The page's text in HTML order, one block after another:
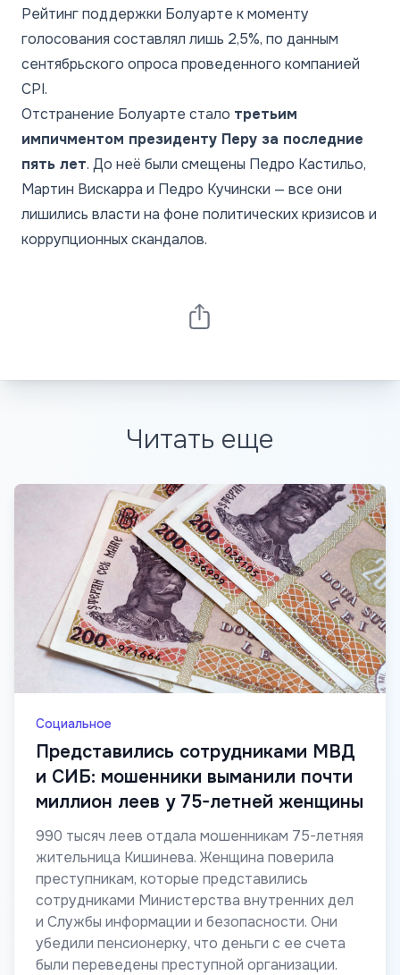
Рейтинг поддержки Болуарте к моменту
голосования составлял лишь 2,5%, по данным
сентябрьского опроса проведенного компанией
CPI.
Отстранение Болуарте стало третьим
импичментом президенту Перу за последние
пять лет. До неё были смещены Педро Кастильо,
Мартин Вискарра и Педро Кучински — все они
лишились власти на фоне политических кризисов и
коррупционных скандалов.
Читать еще
Социальное
Представились сотрудниками МВД
и СИБ: мошенники выманили почти
миллион леев у 75-летней женщины
990 тысяч леев отдала мошенникам 75-летняя
жительница Кишинева. Женщина поверила
преступникам, которые представились
сотрудниками Министерства внутренних дел
и Службы информации и безопасности. Они
убедили пенсионерку, что деньги с ее счета
были переведены преступной организации.